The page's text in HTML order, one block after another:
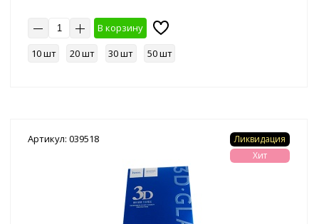
В корзину
10 шт
20 шт 30 шт 50 шт
Артикул: 039518
Ликвидация
Хит